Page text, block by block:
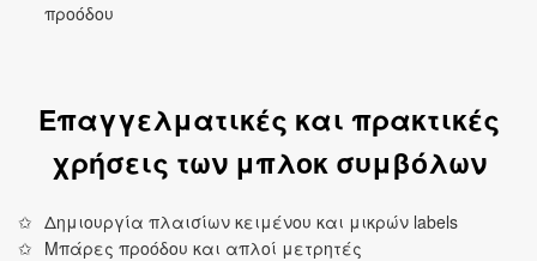
προόδου
Επαγγελματικές και πρακτικές
χρήσεις των μπλοκ συμβόλων
Δημιουργία πλαισίων κειμένου και μικρών labels
Μπάρες προόδου και απλοί μετρητές